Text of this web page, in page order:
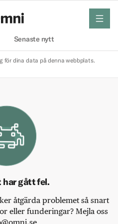
Senaste nytt
meny
för dina data på denna webbplats.
har gått fel.
åtgärda problemet så snart
eller funderingar? Mejla oss